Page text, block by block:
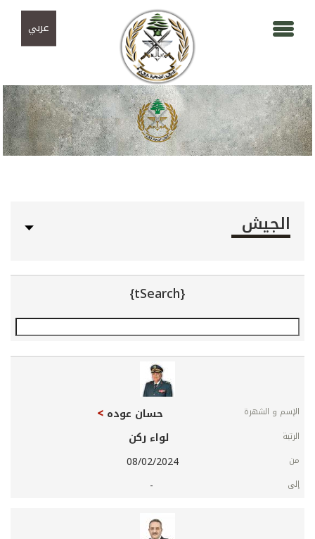
عربي
الجيش
{tSearch}
الشهرة
الرتبة
من
إلى
حسان عوده
لواء ركن
08/02/2024
-